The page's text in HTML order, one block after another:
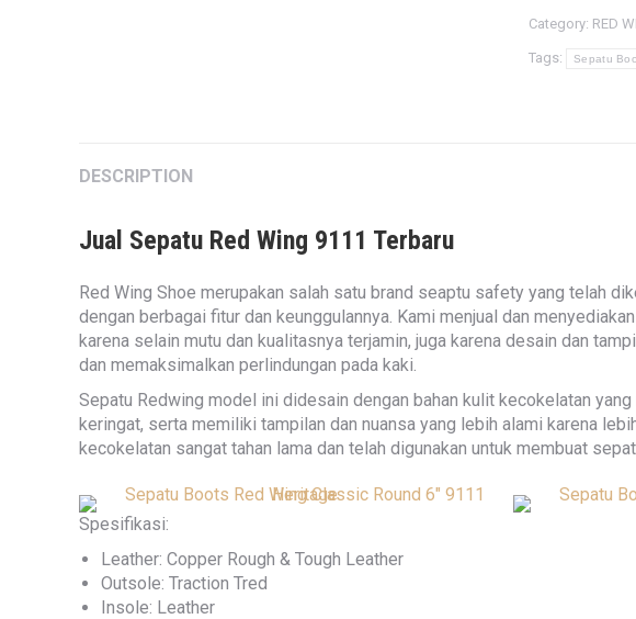
Category: RED
Tags: Sepatu
DESCRIPTION
Jual Sepatu Red Wing 9111 Terbaru
Red Wing Shoe merupakan salah satu brand seaptu safety yang telah
dengan berbagai fitur dan keunggulannya. Kami menjual dan
karena selain mutu dan kualitasnya terjamin, juga karena desain dan
dan memaksimalkan perlindungan pada kaki.
Sepatu Redwing model ini didesain dengan bahan kulit kecokelatan
keringat, serta memiliki tampilan dan nuansa yang lebih alami karena
kecokelatan sangat tahan lama dan telah digunakan untuk membuat
Spesifikasi:
Leather: Copper Rough & Tough Leather
Outsole: Traction Tred
Insole: Leather